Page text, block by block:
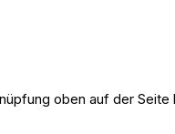
oben auf der Seite